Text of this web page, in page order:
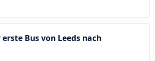
Bus von Leeds nach